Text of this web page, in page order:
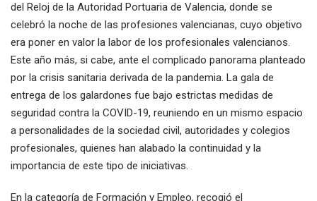
del Reloj de la Autoridad Portuaria de Valencia, donde se
celebró la noche de las profesiones valencianas, cuyo objetivo
era poner en valor la labor de los profesionales valencianos.
Este año más, si cabe, ante el complicado panorama planteado
por la crisis sanitaria derivada de la pandemia. La gala de
entrega de los galardones fue bajo estrictas medidas de
seguridad contra la COVID-19, reuniendo en un mismo espacio
a personalidades de la sociedad civil, autoridades y colegios
profesionales, quienes han alabado la continuidad y la
importancia de este tipo de iniciativas.
En la categoría de Formación y Empleo, recogió el